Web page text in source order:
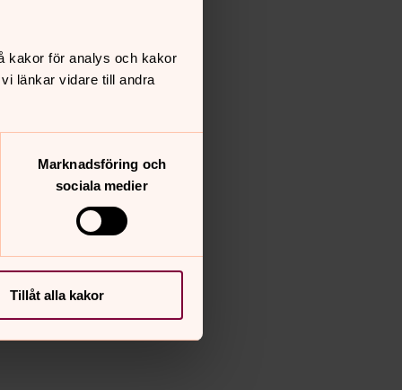
kakor för analys och kakor
länkar vidare till andra
Marknadsföring och
sociala medier
Tillåt alla kakor